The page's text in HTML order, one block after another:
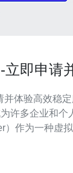
即申请
高效稳定服务 在
许多企业和个
）作为一种虚
受青睐。 现在有很